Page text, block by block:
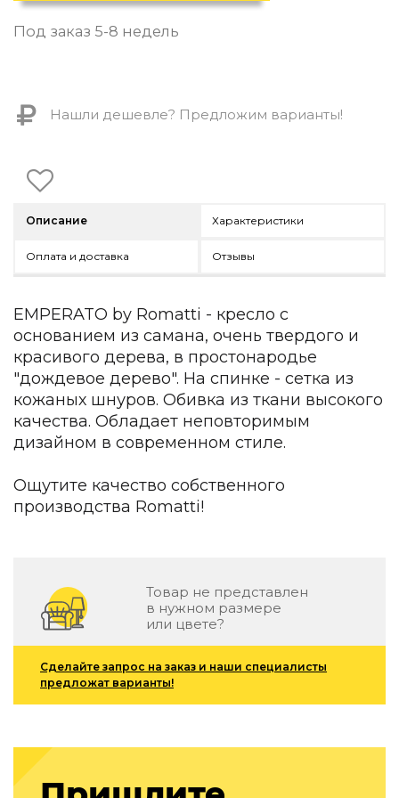
Контемпорари
Производство архитектурного и декоративного
Стулья
Кровати и матрасы
Полки и стеллажи
Мебель по назначению
Производство мебели на заказ Romatti
Корпусная мебель на заказ
Шкафы и гардеробные на заказ
Мебель для ванной
Офисная мебель
Детская мебель
Уличная и садовая мебель
Фитнес и wellness-оборудование
ROOM — Modern
INTERRA — Soft Modern
Подбор, производство и комплектация по вашему
Декор
По типу
Для кухни
Зеркала
Вентиляторы
Ковры
Под заказ 5-8 недель
Нашли дешевле? Предложим варианты!
Описание Характеристики
Оплата и доставка Отзывы
EMPERATO by Romatti - кресло c
основанием из самана, очень твердого и
красивого дерева, в простонародье
"дождевое дерево". На спинке - сетка из
кожаных шнуров. Обивка из ткани высокого
качества. Обладает неповторимым
дизайном в современном стиле.
Ощутите качество собственного
производства Romatti!
Товар не представлен
в нужном размере
или цвете?
Сделайте запрос на заказ и наши специалисты
предложат варианты!